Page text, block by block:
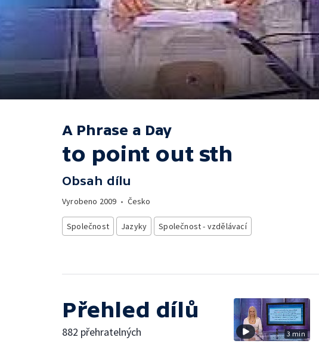
A Phrase a Day
to point out sth
Obsah dílu
Vyrobeno 2009 • Česko
Společnost Jazyky Společnost - vzdělávací
Přehled dílů
882 přehratelných 3 min